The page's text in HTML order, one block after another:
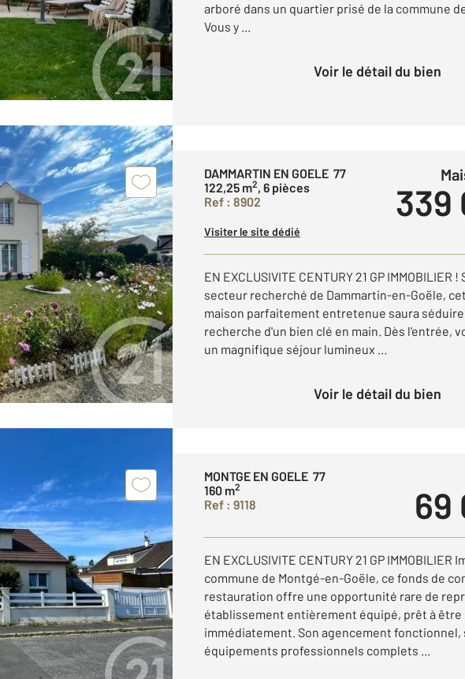
arboré dans un quartier prisé de la commune
Vous y ...
Voir le détail du bien
DAMMARTIN EN GOELE 77
122,25 m2, 6 pièces
Ref : 8902
Visiter le site dédié
EN EXCLUSIVITE CENTURY 21 GP IMMOBILIER
secteur recherché de Dammartin-en-Goële,
maison parfaitement entretenue saura séduire
recherche d'un bien clé en main. Dès l'entrée,
un magnifique séjour lumineux ...
Voir le détail du bien
MONTGE EN GOELE 77
160 m2
Ref : 9118
EN EXCLUSIVITE CENTURY 21 GP IMMOBILIER
commune de Montgé-en-Goële, ce fonds de
restauration offre une opportunité rare de
établissement entièrement équipé, prêt à
immédiatement. Son agencement fonctionnel,
équipements professionnels complets ...